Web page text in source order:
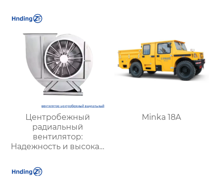
| Купить с доставкой
Центробежный
радиальный
вентилятор:
Надежность и высокая
для промышленной
вентиляции и
Minka 18A